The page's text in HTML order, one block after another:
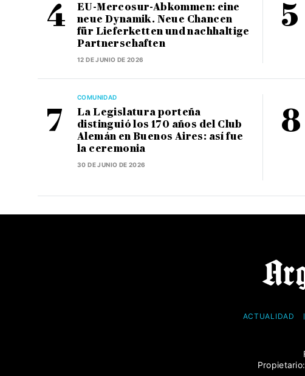
EU-Mercosur-Abkommen: eine
neue Dynamik. Neue Chancen
für Lieferketten und nachhaltige
Partnerschaften
12 DE JUNIO DE 2026
COMUNIDAD
La Legislatura porteña
distinguió los 170 años del Club
Alemán en Buenos Aires: así fue
la ceremonia
30 DE JUNIO DE 2026
ACTUALIDAD